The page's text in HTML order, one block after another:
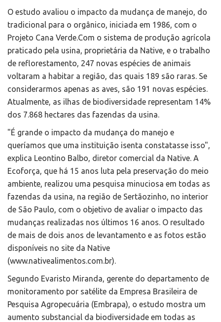
O estudo avaliou o impacto da mudança de manejo, do
tradicional para o orgânico, iniciada em 1986, com o
Projeto Cana Verde.Com o sistema de produção agrícola
praticado pela usina, proprietária da Native, e o trabalho
de reflorestamento, 247 novas espécies de animais
voltaram a habitar a região, das quais 189 são raras. Se
considerarmos apenas as aves, são 191 novas espécies.
Atualmente, as ilhas de biodiversidade representam 14%
dos 7.868 hectares das fazendas da usina.
"É grande o impacto da mudança do manejo e
queríamos que uma instituição isenta constatasse isso",
explica Leontino Balbo, diretor comercial da Native. A
Ecoforça, que há 15 anos luta pela preservação do meio
ambiente, realizou uma pesquisa minuciosa em todas as
fazendas da usina, na região de Sertãozinho, no interior
de São Paulo, com o objetivo de avaliar o impacto das
mudanças realizadas nos últimos 16 anos. O resultado
de mais de dois anos de levantamento e as fotos estão
disponíveis no site da Native
(www.nativealimentos.com.br).
Segundo Evaristo Miranda, gerente do departamento de
monitoramento por satélite da Empresa Brasileira de
Pesquisa Agropecuária (Embrapa), o estudo mostra um
aumento substancial da biodiversidade em todas as